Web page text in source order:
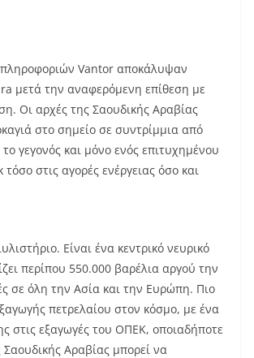
πληροφοριών Vantor αποκάλυψαν
μετά την αναφερόμενη επίθεση με
Οι αρχές της Σαουδικής Αραβίας
στο σημείο σε συντρίμμια από
γεγονός και μόνο ενός επιτυχημένου
στις αγορές ενέργειας όσο και
Είναι ένα κεντρικό νευρικό
περίπου 550.000 βαρέλια αργού την
σε όλη την Ασία και την Ευρώπη. Πιο
πετρελαίου στον κόσμο, με ένα
στις εξαγωγές του ΟΠΕΚ, οποιαδήποτε
Αραβίας μπορεί να